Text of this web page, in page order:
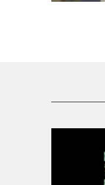
Off. Théâtre